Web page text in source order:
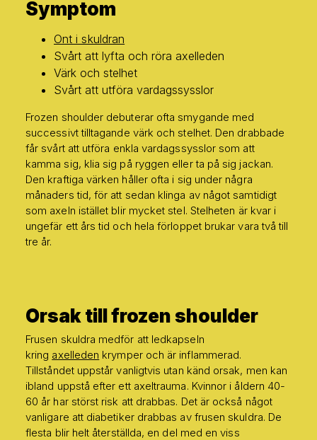
Symptom
Ont i skuldran
Svårt att lyfta och röra axelleden
Värk och stelhet
Svårt att utföra vardagssysslor
Frozen shoulder debuterar ofta smygande med
successivt tilltagande värk och stelhet. Den drabbade
får svårt att utföra enkla vardagssysslor som att
kamma sig, klia sig på ryggen eller ta på sig jackan.
Den kraftiga värken håller ofta i sig under några
månaders tid, för att sedan klinga av något samtidigt
som axeln istället blir mycket stel. Stelheten är kvar i
ungefär ett års tid och hela förloppet brukar vara två till
tre år.
Orsak till frozenshoulder
Frusen skuldra medför att ledkapseln
kring axelleden krymper och är inflammerad.
Tillståndet uppstår vanligtvis utan känd orsak, men kan
ibland uppstå efter ett axeltrauma. Kvinnor i åldern 40-
60 år har störst risk att drabbas. Det är också något
vanligare att diabetiker drabbas av frusen skuldra. De
flesta blir helt återställda, en del med en viss